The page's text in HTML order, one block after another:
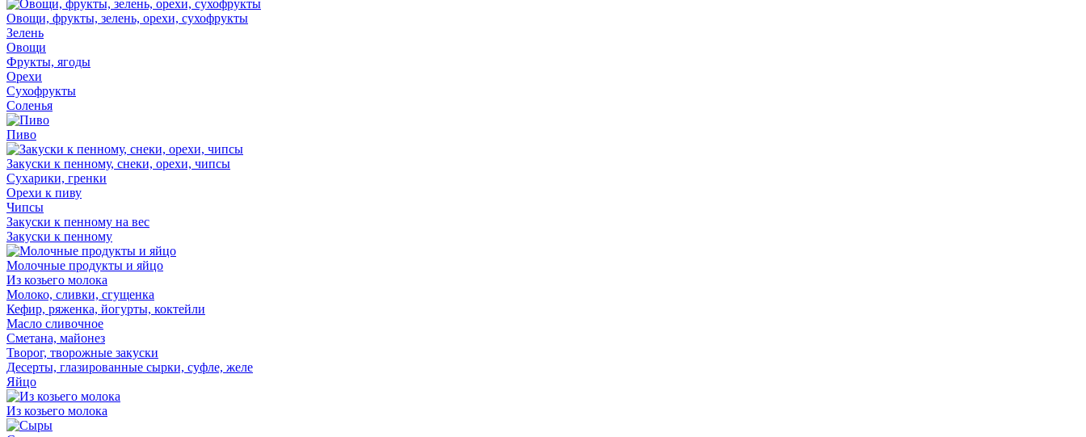
Овощи, фрукты, зелень, орехи, сухофрукты
Зелень
Овощи
Фрукты, ягоды
Орехи
Сухофрукты
Соленья
Пиво
Закуски к пенному, снеки, орехи, чипсы
Сухарики, гренки
Орехи к пиву
Чипсы
Закуски к пенному на вес
Закуски к пенному
Молочные продукты и яйцо
Из козьего молока
Молоко, сливки, сгущенка
Кефир, ряженка, йогурты, коктейли
Масло сливочное
Сметана, майонез
Творог, творожные закуски
Десерты, глазированные сырки, суфле, желе
Яйцо
Из козьего молока